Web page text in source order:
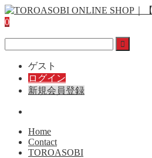
0
ゲスト
ログイン
新規会員登録
Home
Contact
TOROASOBI